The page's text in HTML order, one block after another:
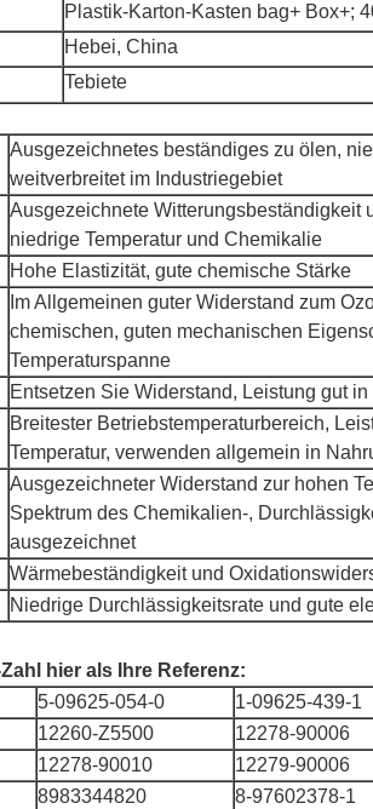
Plastik-Karton-Kasten bag+ Box+;
Hebei, China
Tebiete
Ausgezeichnetes beständiges zu ölen,
weitverbreitet im Industriegebiet
Ausgezeichnete Witterungsbeständigkeit
niedrige Temperatur und Chemikalie
Hohe Elastizität, gute chemische Stärke
Im Allgemeinen guter Widerstand zum
chemischen, guten mechanischen
Temperaturspanne
Entsetzen Sie Widerstand, Leistung gut
Breitester Betriebstemperaturbereich,
Temperatur, verwenden allgemein in
Ausgezeichneter Widerstand zur hohen
Spektrum des Chemikalien-,
ausgezeichnet
Wärmebeständigkeit und
Niedrige Durchlässigkeitsrate und gute
hier als Ihre Referenz:
5-09625-054-0 1-09625-439-1
12260-Z5500 12278-90006
12278-90010 12279-90006
8983344820 8-97602378-1